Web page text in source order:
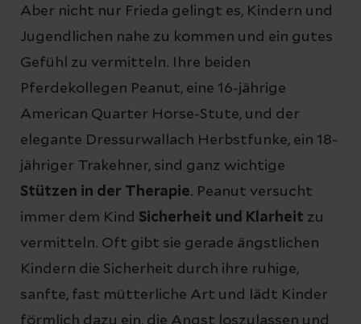
Aber nicht nur Frieda gelingt es, Kindern und
Jugendlichen nahe zu kommen und ein gutes
Gefühl zu vermitteln. Ihre beiden
Pferdekollegen Peanut, eine 16-jährige
American Quarter Horse-Stute, und der
elegante Dressurwallach Herbstfunke, ein 18-
jähriger Trakehner, sind ganz wichtige
Stützen in der Therapie. Peanut versucht
immer dem Kind Sicherheit und Klarheit zu
vermitteln. Oft gibt sie gerade ängstlichen
Kindern die Sicherheit durch ihre ruhige,
sanfte, fast mütterliche Art und lädt Kinder
förmlich dazu ein, die Angst loszulassen und